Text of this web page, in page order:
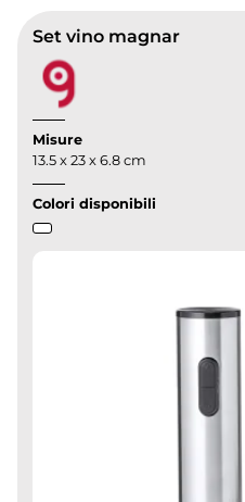
Set vino magnar
Misure
13.5 x 23 x 6.8 cm
Colori disponibili